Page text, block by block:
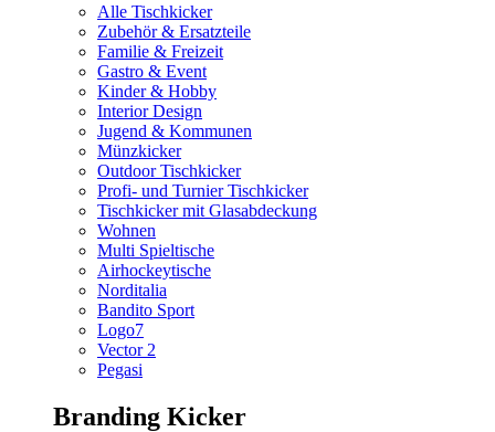
Alle Tischkicker
Zubehör & Ersatzteile
Familie & Freizeit
Gastro & Event
Kinder & Hobby
Interior Design
Jugend & Kommunen
Münzkicker
Outdoor Tischkicker
Profi- und Turnier Tischkicker
Tischkicker mit Glasabdeckung
Wohnen
Multi Spieltische
Airhockeytische
Norditalia
Bandito Sport
Logo7
Vector 2
Pegasi
Branding Kicker